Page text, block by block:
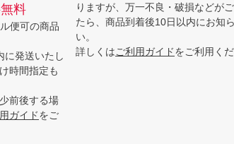
料
便可の商品
に発送いたし
時間指定も
前後する場
ガイドをご
りますが、万一不良・破損などが
たら、商品到着後10日以内にお知
い。
詳しくはご利用ガイドをご利用くだ